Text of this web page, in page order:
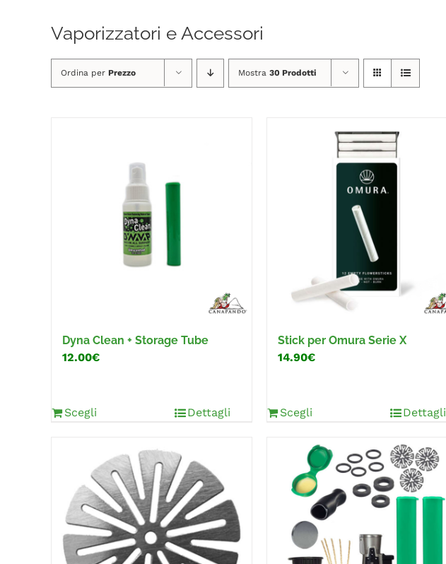
Vaporizzatori e Accessori
Ordina per Prezzo Mostra 30 Prodotti
Dyna Clean + Storage Tube
12.00€
Scegli Dettagli
Stick per Omura Serie X
14.90€
Scegli Dettagli